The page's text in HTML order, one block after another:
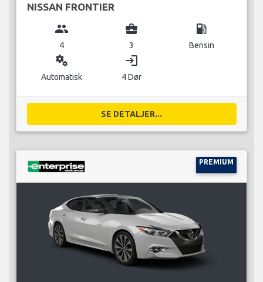
NISSAN FRONTIER
group
4
business_center
3
local_gas_station
Bensin
miscellaneous_services
Automatisk
login
4 Dør
SE DETALJER...
PREMIUM